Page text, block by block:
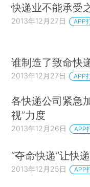
快递业不能承受
2013年12月27日 APP
谁制造了致命快
2013年12月27日 APP
各快递公司紧急
视”力度
2013年12月26日 APP
“夺命快递”让快
2013年12月25日 APP